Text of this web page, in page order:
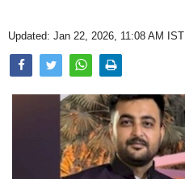
Photo Gallery
Home
Updated: Jan 22, 2026, 11:08 AM IST